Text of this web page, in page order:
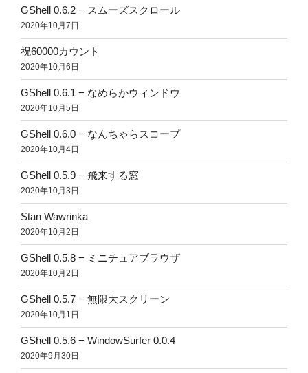
GShell 0.6.2 − スムーズスクロール
2020年10月7日
祝60000カウント
2020年10月6日
GShell 0.6.1 − なめらかウィンドウ
2020年10月5日
GShell 0.6.0 − なんちゃらスコープ
2020年10月4日
GShell 0.5.9 − 飛来する窓
2020年10月3日
Stan Wawrinka
2020年10月2日
GShell 0.5.8 − ミニチュアブラウザ
2020年10月2日
GShell 0.5.7 − 無限大スクリーン
2020年10月1日
GShell 0.5.6 − WindowSurfer 0.0.4
2020年9月30日